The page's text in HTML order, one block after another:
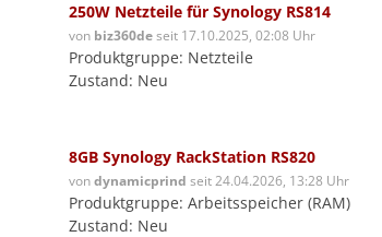
250W Netzteile für Synology RS814
von biz360deseit 17.10.2025, 02:08 Uhr
Produktgruppe: Netzteile
Zustand: Neu
8GB Synology RackStation RS820
vondynamicprind seit 24.04.2026, 13:28 Uhr
Produktgruppe: Arbeitsspeicher (RAM)
Zustand: Neu